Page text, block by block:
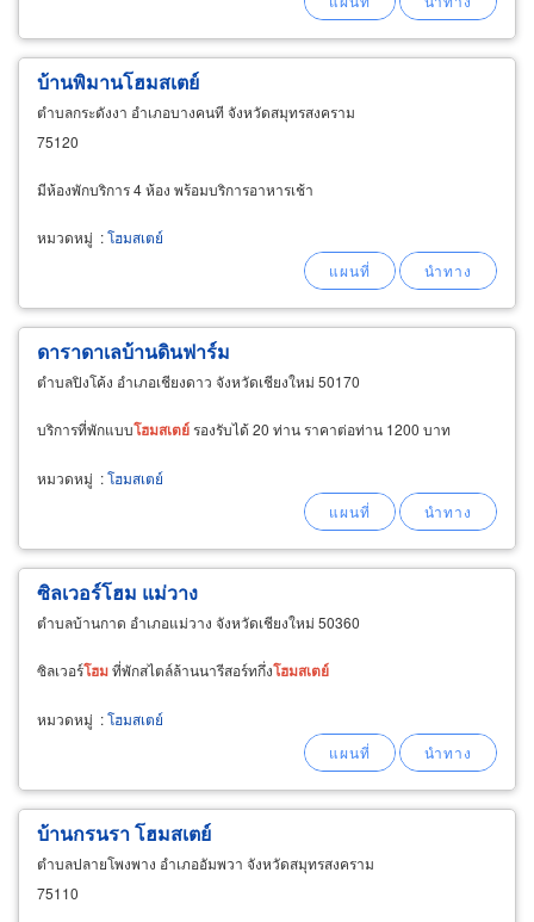
บ้านพิมานโฮมสเตย์
ตำบลกระดังงา อำเภอบางคนที จังหวัดสมุทรสงคราม
75120
มีห้องพักบริการ 4 ห้อง พร้อมบริการอาหารเช้า
หมวดหมู่ :โฮมสเตย์
ดาราดาเลบ้านดินฟาร์ม
ตำบลปิงโค้ง อำเภอเชียงดาว จังหวัดเชียงใหม่ 50170
บริการที่พักแบบโฮมสเตย์ รองรับได้ 20 ท่าน ราคาต่อท่าน 1200 บาท
หมวดหมู่ :โฮมสเตย์
ซิลเวอร์โฮม แม่วาง
ตำบลบ้านกาด อำเภอแม่วาง จังหวัดเชียงใหม่ 50360
ซิลเวอร์โฮมที่พักสไตล์ล้านนารีสอร์ทกึ่งโฮมสเตย์
หมวดหมู่ :โฮมสเตย์
บ้านกรนรา โฮมสเตย์
ตำบลปลายโพงพาง อำเภออัมพวา จังหวัดสมุทรสงคราม
75110